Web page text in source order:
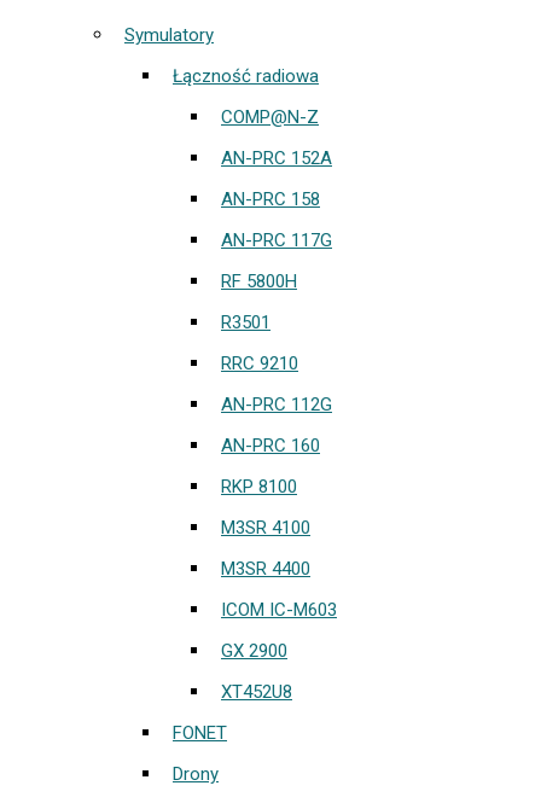
Symulatory
Łączność radiowa
COMP@N-Z
AN-PRC 152A
AN-PRC 158
AN-PRC 117G
RF 5800H
R3501
RRC 9210
AN-PRC 112G
AN-PRC 160
RKP 8100
M3SR 4100
M3SR 4400
ICOM IC-M603
GX 2900
XT452U8
FONET
Drony